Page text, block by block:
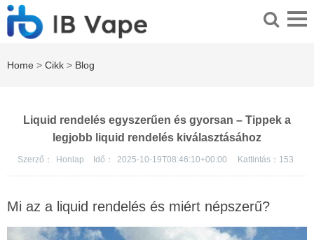
Home > Cikk > Blog
Liquid rendelés egyszerűen és gyorsan – Tippek a
legjobb liquid rendelés kiválasztásához
Szerző： Honlap Idő： 2025-10-19T08:46:10+00:00 Kattintás： 153
Mi az a liquid rendelés és miért népszerű?